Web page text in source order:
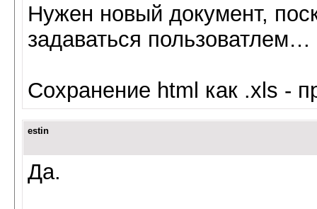
Нужен новый документ,
задаваться пользоватлем…
Сохранение html как .xls -
estin
Да.